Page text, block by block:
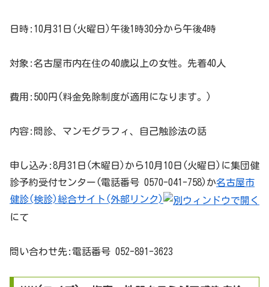
日時:10月31日(火曜日)午後1時30分から午後4時
対象:名古屋市内在住の40歳以上の女性。先着40人
費用:500円(料金免除制度が適用になります。)
内容:問診、マンモグラフィ、自己触診法の話
申し込み:8月31日(木曜日)から10月10日(火曜日)に集団健
診予約受付センター(電話番号 0570-041-758)か名古屋市
健診(検診)総合サイト(外部リンク)
にて
問い合わせ先:電話番号 052-891-3623